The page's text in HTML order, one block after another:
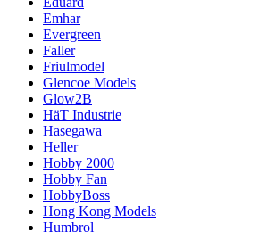
Emhar
Evergreen
Faller
Friulmodel
Glencoe Models
Glow2B
HäT Industrie
Hasegawa
Heller
Hobby 2000
Hobby Fan
HobbyBoss
Hong Kong Models
Humbrol